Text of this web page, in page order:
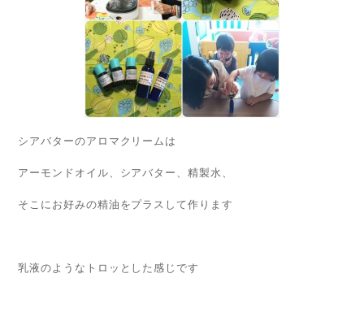
シアバターのアロマクリームは
アーモンドオイル、シアバター、精製水、
そこにお好みの精油をプラスして作ります
乳液のようなトロッとした感じです